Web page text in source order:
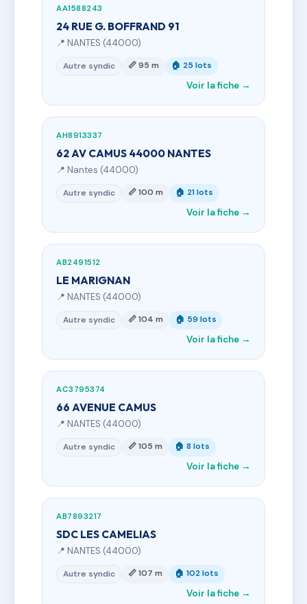
AA1588243
24 RUE G. BOFFRAND 91
📍 NANTES (44000)
Autre syndic 📏 95 m 🏠 25 lots
Voir la fiche →
AH8913337
62 AV CAMUS 44000 NANTES
📍 Nantes (44000)
Autre syndic 📏 100 m 🏠 21 lots
Voir la fiche →
AB2491512
LE MARIGNAN
📍 NANTES (44000)
Autre syndic 📏 104 m 🏠 59 lots
Voir la fiche →
AC3795374
66 AVENUE CAMUS
📍 NANTES (44000)
Autre syndic 📏 105 m 🏠 8 lots
Voir la fiche →
AB7893217
SDC LES CAMELIAS
📍 NANTES (44000)
Autre syndic 📏 107 m 🏠 102 lots
Voir la fiche →